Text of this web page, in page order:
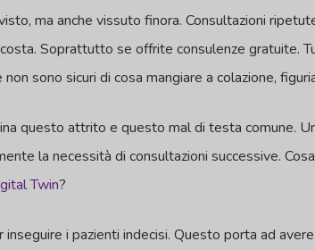
ma anche vissuto finora. Consultazioni
Soprattutto se offrite consulenze gratuite.
sono sicuri di cosa mangiare a colazione,
questo attrito e questo mal di testa comune.
la necessità di consultazioni successive.
Twin?
i pazienti indecisi. Questo porta ad